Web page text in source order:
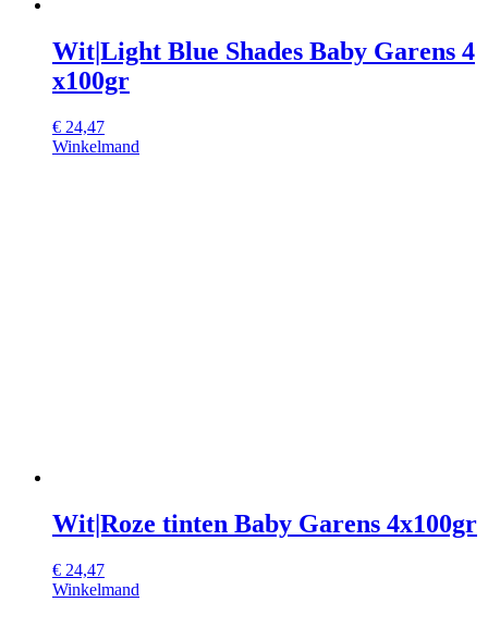
Wit|Light Blue Shades Baby Garens 4
x100gr
€ 24,47
Winkelmand
Wit|Roze tinten Baby Garens 4x100gr
€ 24,47
Winkelmand